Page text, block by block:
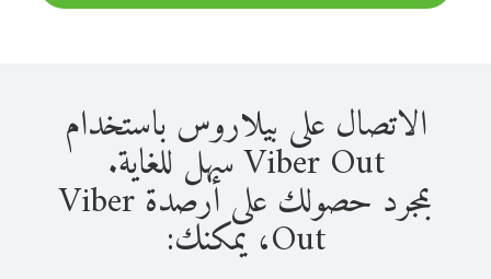
الاتصال على بيلاروس باستخدام
Viber Out سهل للغاية.
بمجرد حصولك على أرصدة Viber
Out، يمكنك: